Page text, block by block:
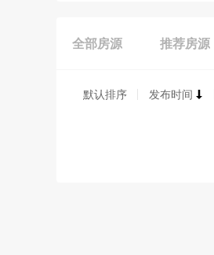
全部房源 推荐房源
默认排序 发布时间